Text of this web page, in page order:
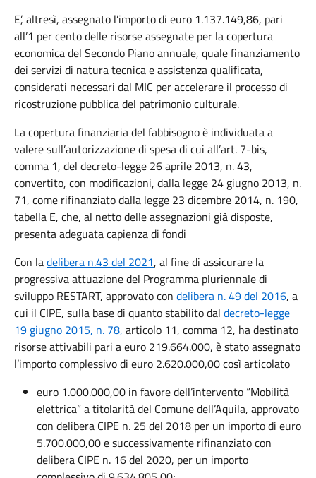
E’, altresì, assegnato l’importo di euro 1.137.149,86, pari
all’1 per cento delle risorse assegnate per la copertura
economica del Secondo Piano annuale, quale finanziamento
dei servizi di natura tecnica e assistenza qualificata,
considerati necessari dal MIC per accelerare il processo di
ricostruzione pubblica del patrimonio culturale.
La copertura finanziaria del fabbisogno è individuata a
valere sull’autorizzazione di spesa di cui all’art. 7-bis,
comma 1, del decreto-legge 26 aprile 2013, n. 43,
convertito, con modificazioni, dalla legge 24 giugno 2013, n.
71, come rifinanziato dalla legge 23 dicembre 2014, n. 190,
tabella E, che, al netto delle assegnazioni già disposte,
presenta adeguata capienza di fondi
Con ladelibera n.43 del 2021, al fine di assicurare la
progressiva attuazione del Programma pluriennale di
sviluppo RESTART, approvato con delibera n. 49 del 2016, a
cui il CIPE, sulla base di quanto stabilito dal decreto-legge
19 giugno 2015, n. 78, articolo 11, comma 12, ha destinato
risorse attivabili pari a euro 219.664.000, è stato assegnato
l’importo complessivo di euro 2.620.000,00 così articolato
euro 1.000.000,00 in favore dell’intervento “Mobilità
elettrica” a titolarità del Comune dell’Aquila, approvato
con delibera CIPE n. 25 del 2018 per un importo di euro
5.700.000,00 e successivamente rifinanziato con
delibera CIPE n. 16 del 2020, per un importo